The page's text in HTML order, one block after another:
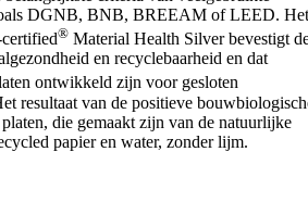
DGNB, BNB, BREEAM of LEED. Het
® Material Health Silver bevestigt
en recyclebaarheid en dat
ontwikkeld zijn voor gesloten
resultaat van de positieve
die gemaakt zijn van de natuurlijke
papier en water, zonder lijm.